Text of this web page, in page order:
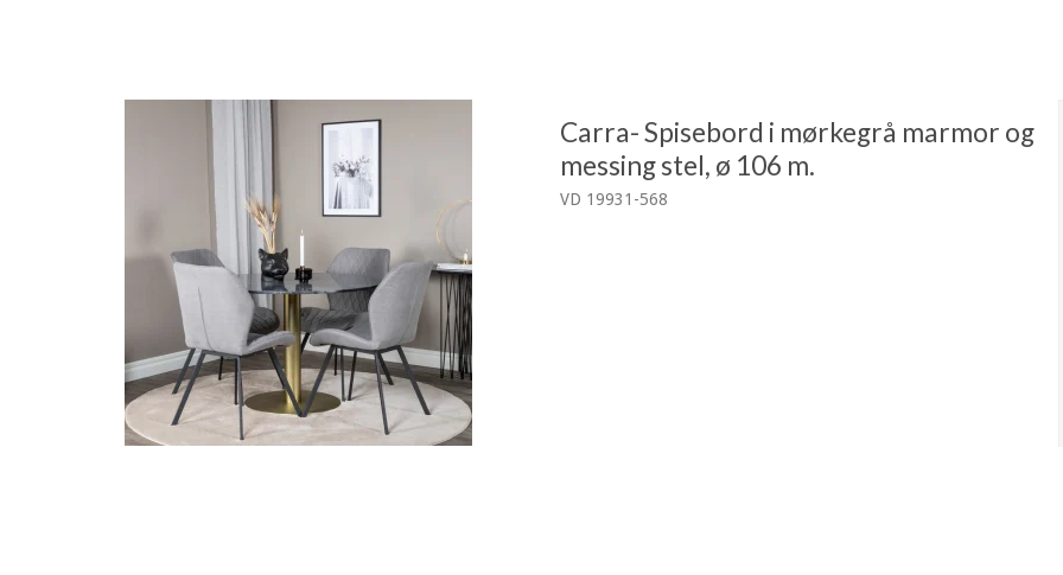
Carra- Spisebord i mørkegrå marmor og
messing stel, ø 106 m.
VD 19931-568